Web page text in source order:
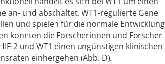
an- und abschaltet. WT1-regulierte Gene
und spielen für die normale Entwicklung
konnten die Forscherinnen und Forscher
2 und WT1 einen ungünstigen klinischen
einhergehen (Abb. D).